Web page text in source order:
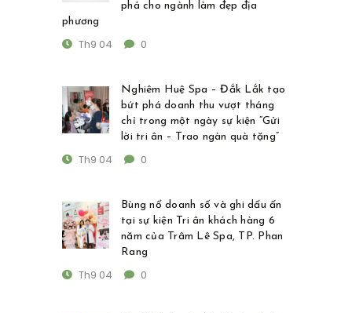
phá cho ngành làm đẹp địa
phương
Th9 04 0
Nghiêm Huệ Spa – Đắk Lắk tạo
bứt phá doanh thu vượt tháng
chỉ trong một ngày sự kiện “Gửi
lời tri ân – Trao ngàn quà tặng”
Th9 04 0
Bùng nổ doanh số và ghi dấu ấn
tại sự kiện Tri ân khách hàng 6
năm của Trâm Lê Spa, TP. Phan
Rang
Th9 04 0